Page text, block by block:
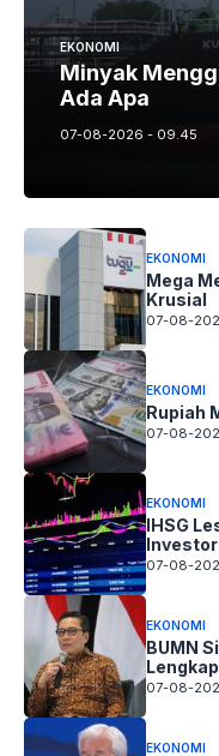
EKONOMI
Minyak
Ada Apa
07-08-2026 - 09.45
EKONOMI
Mega
Krusial
07-08-
EKONOMI
Rupiah
07-08-
EKONOMI
IHSG
Investor
07-08-
EKONOMI
BUMN
07-08-
EKONOMI